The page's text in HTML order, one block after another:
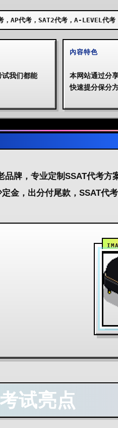
代考，A-LEVEL代考，
试我们都能
內容特色
本网站通过分
快速提分保分方
品牌，专业定制SSAT代考
金，出分付尾款，SSAT代
试亮点